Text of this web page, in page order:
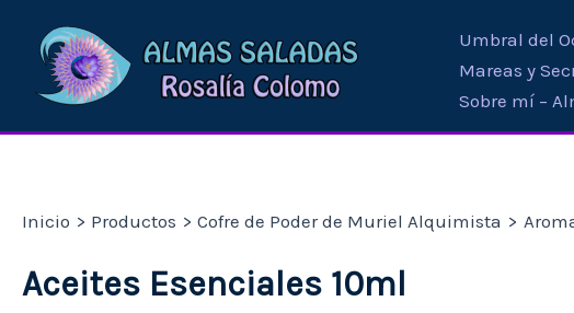
contenido
Umbral del
Mareas y
Sobre mí –
Inicio Productos Cofre de Poder de Muriel Alquimista
Aceites Esenciales 10ml